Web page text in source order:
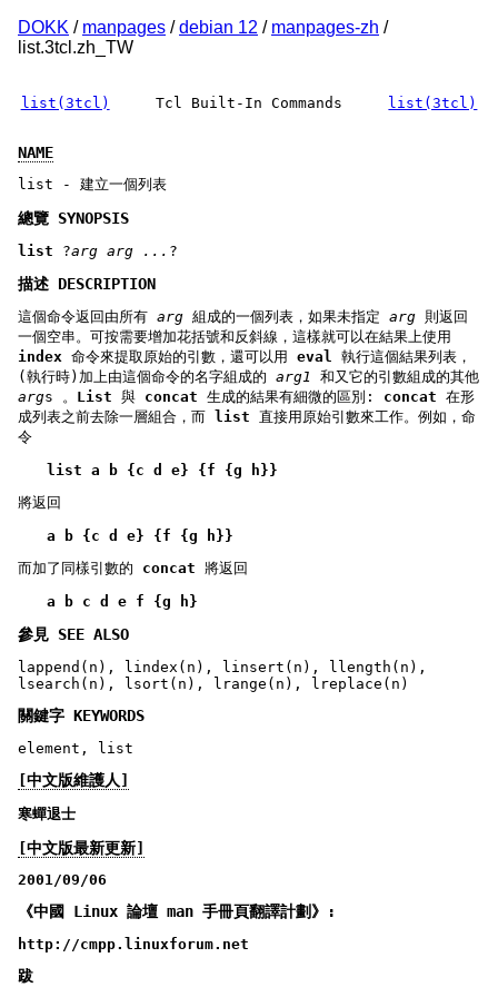
DOKK / manpages /debian 12 / manpages-zh /
list.3tcl.zh_TW
list(3tcl) Tcl Built-In Commands list(3tcl)
NAME
list - 建立一個列表
總覽 SYNOPSIS
list ?arg arg ... ?
描述 DESCRIPTION
這個命令返回由所有 arg 組成的一個列表，如果未指定 arg 則返回
一個空串。可按需要增加花括號和反斜線，這樣就可以在結果上使用
index 命令來提取原始的引數，還可以用 eval 執行這個結果列表，
(執行時)加上由這個命令的名字組成的 arg1 和又它的引數組成的其他
args 。 List 與 concat 生成的結果有細微的區別: concat 在形
成列表之前去除一層組合，而
list 直接用原始引數來工作。例如，命
令
list a b {c d e} {f {g h}}
將返回
a b {c d e} {f {g h}}
而加了同樣引數的 concat 將返回
a b c d e f {g h}
參見 SEE ALSO
lappend(n), lindex(n), linsert(n), llength(n),
lsearch(n), lsort(n), lrange(n), lreplace(n)
關鍵字 KEYWORDS
element, list
[中文版維護人]
寒蟬退士
[中文版最新更新]
2001/09/06
《中國 Linux 論壇 man 手冊頁翻譯計劃》:
http://cmpp.linuxforum.net
跋